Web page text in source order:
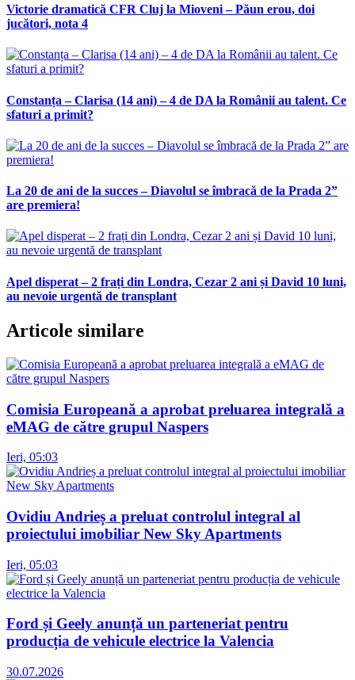
Victorie dramatică CFR Cluj la Mioveni – Păun erou, doi
jucători, nota 4
Constanța – Clarisa (14 ani) – 4 de DA la Românii au talent. Ce
sfaturi a primit?
La 20 de ani de la succes – Diavolul se îmbracă de la Prada 2”
are premiera!
Apel disperat – 2 frați din Londra, Cezar 2 ani și David 10 luni,
au nevoie urgentă de transplant
Articole similare
Comisia Europeană a aprobat preluarea integrală a
eMAG de către grupul Naspers
Ieri, 05:03
Ovidiu Andrieș a preluat controlul integral al
proiectului imobiliar New Sky Apartments
Ieri, 05:03
Ford și Geely anunță un parteneriat pentru
producția de vehicule electrice la Valencia
30.07.2026